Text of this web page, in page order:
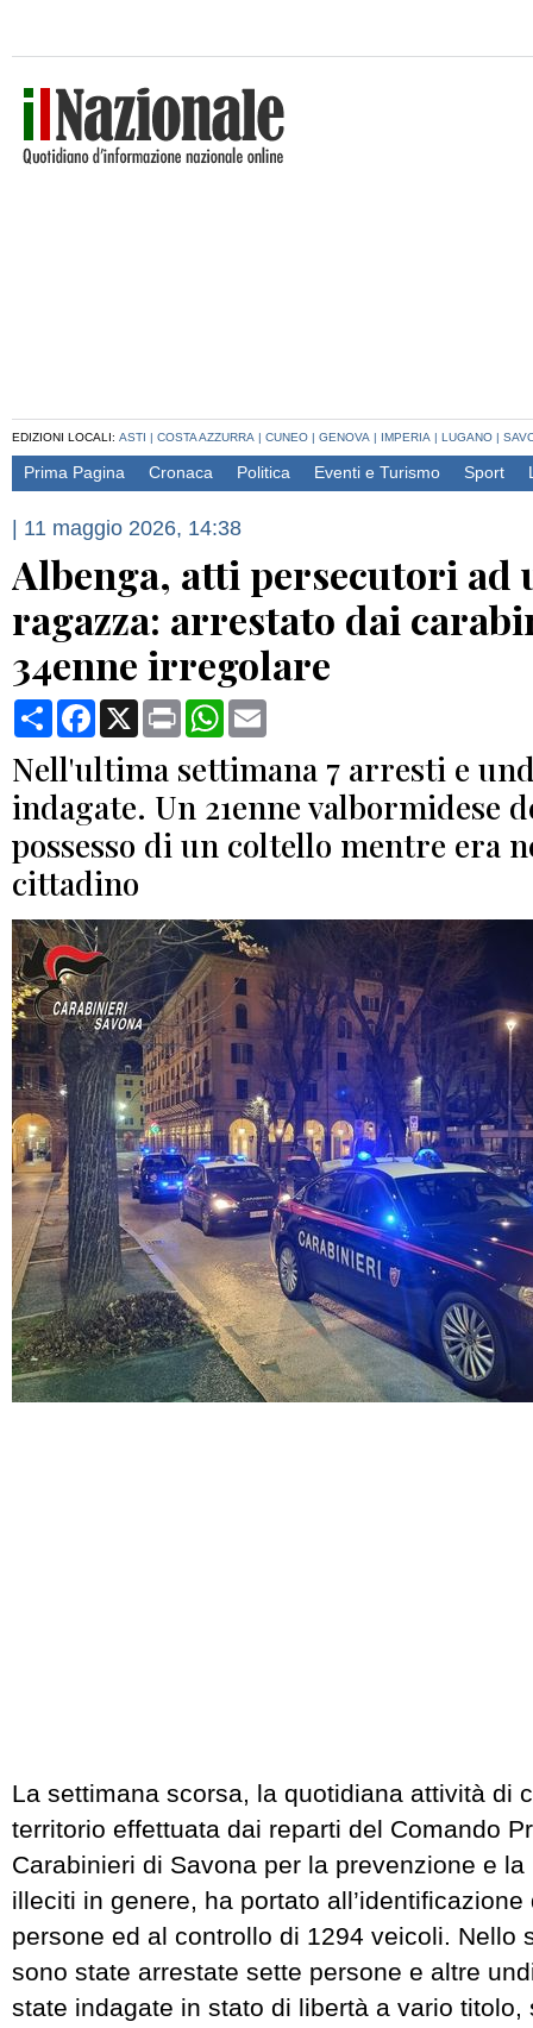
EDIZIONI LOCALI: ASTI | COSTA AZZURRA | CUNEO | GENOVA | IMPERIA | LUGANO |
Prima Pagina Cronaca Politica Eventi e Turismo Sport
| 11 maggio 2026, 14:38
Albenga, atti persecutori ad
ragazza: arrestato dai
34enne irregolare
CondividiFacebook
X Print WhatsApp
Nell'ultima settimana 7 arresti e
indagate. Un 21enne valbormidese
possesso di un coltello mentre era
cittadino
La settimana scorsa, la quotidiana attività di
territorio effettuata dai reparti del Comando
Carabinieri di Savona per la prevenzione e
illeciti in genere, ha portato
persone ed al controllo di 1294 veicoli. Nello
sono state arrestate sette persone e altre
state indagate in stato di libertà a vario titolo,